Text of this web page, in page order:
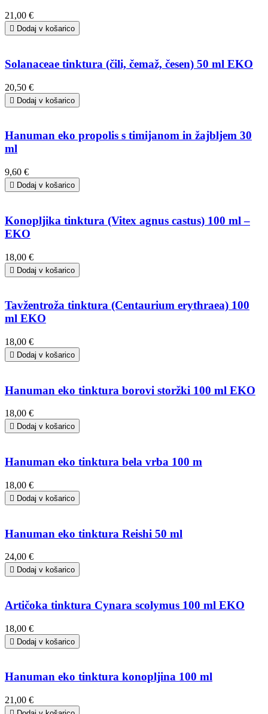
21,00 €
 Dodaj v košarico
Solanaceae tinktura (čili, čemaž, česen) 50 ml EKO
20,50 €
 Dodaj v košarico
Hanuman eko propolis s timijanom in žajbljem 30
ml
9,60 €
 Dodaj v košarico
Konopljika tinktura (Vitex agnus castus) 100 ml –
EKO
18,00 €
 Dodaj v košarico
Tavžentroža tinktura (Centaurium erythraea) 100
ml EKO
18,00 €
 Dodaj v košarico
Hanuman eko tinktura borovi storžki 100 ml EKO
18,00 €
 Dodaj v košarico
Hanuman eko tinktura bela vrba 100 m
18,00 €
 Dodaj v košarico
Hanuman eko tinktura Reishi 50 ml
24,00 €
 Dodaj v košarico
Artičoka tinktura Cynara scolymus 100 ml EKO
18,00 €
 Dodaj v košarico
Hanuman eko tinktura konopljina 100 ml
21,00 €